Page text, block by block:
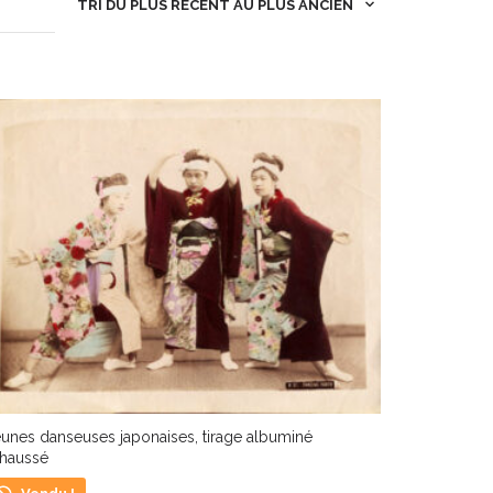
TRI DU PLUS RÉCENT AU PLUS ANCIEN
danseuses japonaises, tirage albuminé